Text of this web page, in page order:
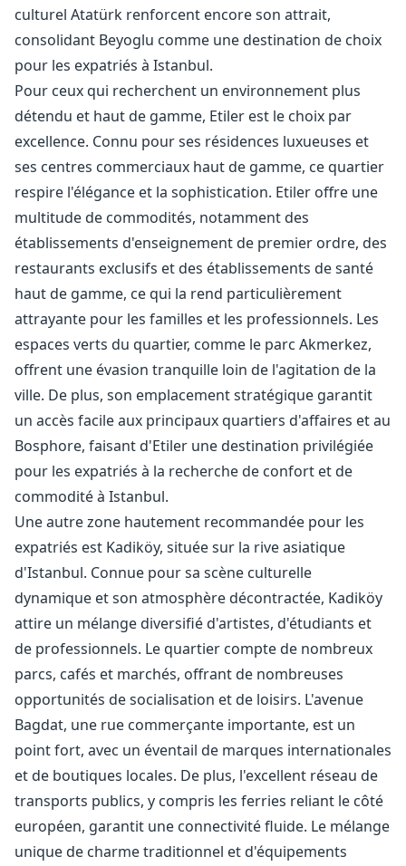
culturel Atatürk renforcent encore son attrait,
consolidant Beyoglu comme une destination de choix
pour les expatriés à Istanbul.
Pour ceux qui recherchent un environnement plus
détendu et haut de gamme, Etiler est le choix par
excellence. Connu pour ses résidences luxueuses et
ses centres commerciaux haut de gamme, ce quartier
respire l'élégance et la sophistication. Etiler offre une
multitude de commodités, notamment des
établissements d'enseignement de premier ordre, des
restaurants exclusifs et des établissements de santé
haut de gamme, ce qui la rend particulièrement
attrayante pour les familles et les professionnels. Les
espaces verts du quartier, comme le parc Akmerkez,
offrent une évasion tranquille loin de l'agitation de la
ville. De plus, son emplacement stratégique garantit
un accès facile aux principaux quartiers d'affaires et au
Bosphore, faisant d'Etiler une destination privilégiée
pour les expatriés à la recherche de confort et de
commodité à Istanbul.
Une autre zone hautement recommandée pour les
expatriés est Kadiköy, située sur la rive asiatique
d'Istanbul. Connue pour sa scène culturelle
dynamique et son atmosphère décontractée, Kadiköy
attire un mélange diversifié d'artistes, d'étudiants et
de professionnels. Le quartier compte de nombreux
parcs, cafés et marchés, offrant de nombreuses
opportunités de socialisation et de loisirs. L'avenue
Bagdat, une rue commerçante importante, est un
point fort, avec un éventail de marques internationales
et de boutiques locales. De plus, l'excellent réseau de
transports publics, y compris les ferries reliant le côté
européen, garantit une connectivité fluide. Le mélange
unique de charme traditionnel et d'équipements